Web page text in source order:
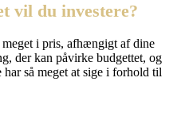
vil du investere?
i pris, afhængigt af dine
der kan påvirke budgettet, og
så meget at sige i forhold til